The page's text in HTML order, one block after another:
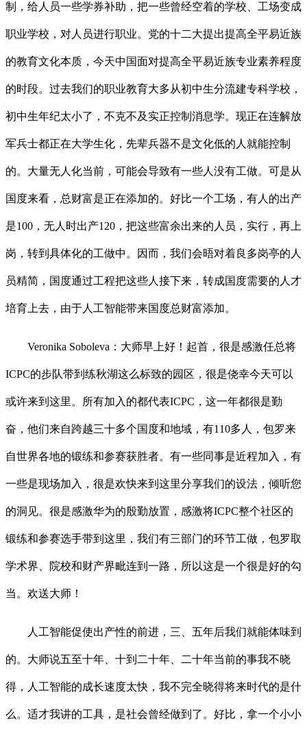
制，给人员一些学券补助，把一些曾经空着的学校、工场变成
职业学校，对人员进行职业。党的十二大提出提高全平易近族
的教育文化本质，今天中国面对提高全平易近族专业素养程度
的时段。过去我们的职业教育大多从初中生分流建专科学校，
初中生年纪太小了，不克不及实正控制消息学。现正在连解放
军兵士都正在大学生化，先辈兵器不是文化低的人就能控制
的。大量无人化当前，可能会导致有一些人没有工做。可是从
国度来看，总财富是正在添加的。好比一个工场，有人的出产
是100，无人时出产120，把这些富余出来的人员，实行，再上
岗，转到具体化的工做中。因而，我们会晤对着良多岗亭的人
员精简，国度通过工程把这些人接下来，转成国度需要的人才
培育上去，由于人工智能带来国度总财富添加。
Veronika Soboleva：大师早上好！起首，很是感激任总将
ICPC的步队带到练秋湖这么标致的园区，很是侥幸今天可以
或许来到这里。所有加入的都代表ICPC，这一年都很是勤
奋，他们来自跨越三十多个国度和地域，有110多人，包罗来
自世界各地的锻练和参赛获胜者。有一些同事是近程加入，有
一些是现场加入，很是欢快来到这里分享我们的设法，倾听您
的洞见。很是感激华为的殷勤放置，感激将ICPC整个社区的
锻练和参赛选手带到这里，我们有三部门的环节工做，包罗取
学术界、院校和财产界毗连到一路，所以这是一个很是好的勾
当。欢送大师！
人工智能促使出产性的前进，三、五年后我们就能体味到
的。大师说五至十年、十到二十年、二十年当前的事我不晓
得，人工智能的成长速度太快，我不完全晓得将来时代的是什
么。适才我讲的工具，是社会曾经做到了。好比，拿一个小小